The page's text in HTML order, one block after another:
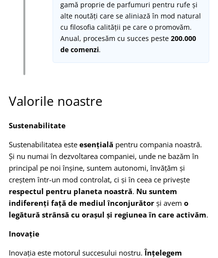
gamă proprie de parfumuri pentru rufe și
alte noutăți care se aliniază în mod natural
cu filosofia calității pe care o promovăm.
Anual, procesăm cu succes peste 200.000
de comenzi.
Valorile noastre
Sustenabilitate
Sustenabilitatea este esențială pentru compania noastră.
Și nu numai în dezvoltarea companiei, unde ne bazăm în
principal pe noi înșine, suntem autonomi, învățăm și
creștem într-un mod controlat, ci și în ceea ce privește
respectul pentru planeta noastră. Nu suntem
indiferenți față de mediul înconjurător și avem o
legătură strânsă cu orașul și regiunea în care activăm.
Inovație
Inovația este motorul succesului nostru.Înțelegem